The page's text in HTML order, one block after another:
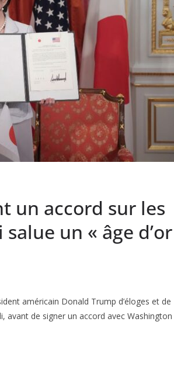
un accord sur les
un « âge d’or
américain Donald Trump d’éloges et de
avant de signer un accord avec Washington